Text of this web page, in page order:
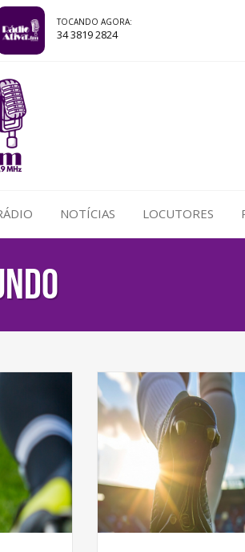
TOCANDO AGORA:
34 3819 2824
NOTÍCIAS LOCUTORES